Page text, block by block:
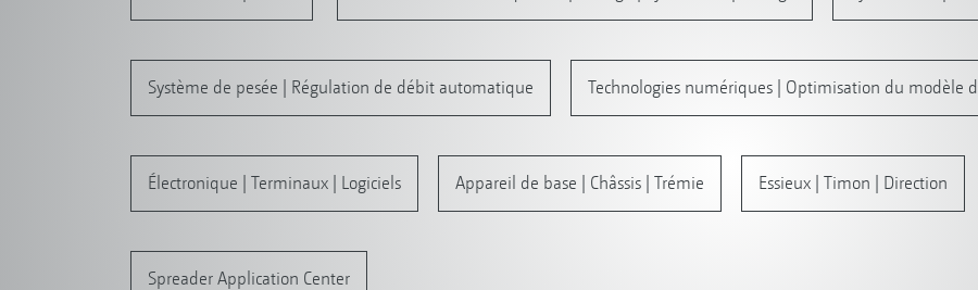
Système de pesée | Régulation de débit automatique Technologies numériques | Optimisation du modèle
Électronique | Terminaux | Logiciels Appareil de base | Châssis | Trémie Essieux | Timon | Direction
Spreader Application Center